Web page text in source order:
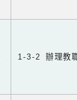
1-3-2 辦理教